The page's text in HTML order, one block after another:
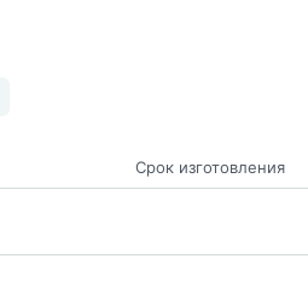
Срок изготовления